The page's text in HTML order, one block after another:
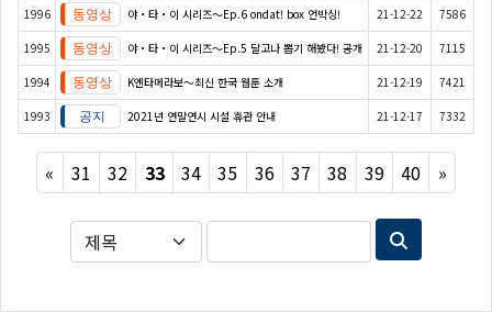
1996 야・타・이 시리즈〜Ep.6 ondat! box 언박싱! 21-12-22 7586
1995 야・타・이 시리즈〜Ep.5 달고나 뽑기 해봤다! 공개 21-12-20 7115
1994 K엔타메라보～최신 한국 웹툰 소개 21-12-19 7421
1993 2021년 연말연시 시설 휴관 안내 21-12-17 7332
« Previous
31 32 33 34 35 36 37 38 39 40 »Next